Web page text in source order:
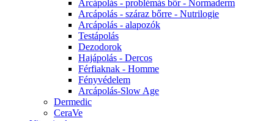
Arcápolás - problémás bőr - Normaderm
Arcápolás - száraz bőrre - Nutrilogie
Arcápolás - alapozók
Testápolás
Dezodorok
Hajápolás - Dercos
Férfiaknak - Homme
Fényvédelem
Arcápolás-Slow Age
Dermedic
CeraVe